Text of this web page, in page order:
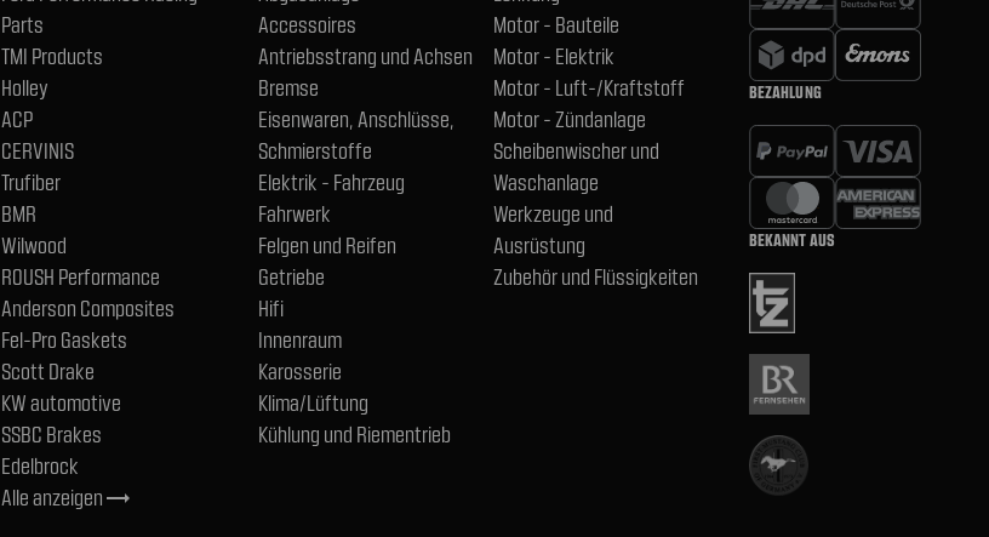
Parts
TMI Products
Holley
ACP
CERVINIS
Trufiber
BMR
Wilwood
ROUSH Performance
Anderson Composites
Fel-Pro Gaskets
Scott Drake
KW automotive
SSBC Brakes
Edelbrock
Alle anzeigentrending_flat
Accessoires
Antriebsstrang und Achsen
Bremse
Eisenwaren, Anschlüsse,
Schmierstoffe
Elektrik - Fahrzeug
Fahrwerk
Felgen und Reifen
Getriebe
Hifi
Innenraum
Karosserie
Klima/Lüftung
Kühlung und Riementrieb
Motor - Bauteile
Motor - Elektrik
Motor - Luft-/Kraftstoff
Motor - Zündanlage
Scheibenwischer und
Waschanlage
Werkzeuge und
Ausrüstung
Zubehör und Flüssigkeiten
BEZAHLUNG
BEKANNT AUS